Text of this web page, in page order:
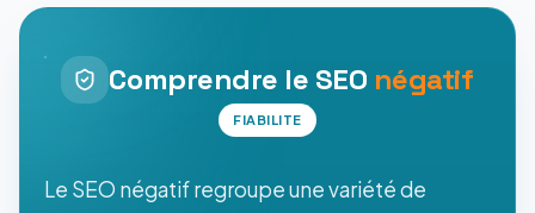
Comprendre le SEO négatif
FIABILITE
Le SEO négatif regroupe une variété de